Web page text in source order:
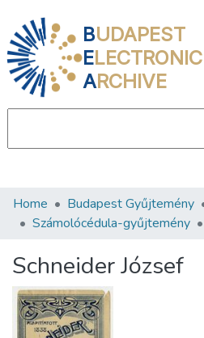
BUDAPEST
ELECTRONIC
ARCHIVE
Communities & Collections
Statistics
About us
Home Budapest Gyűjtemény
Számolócédula-gyűjtemény
Schneider József